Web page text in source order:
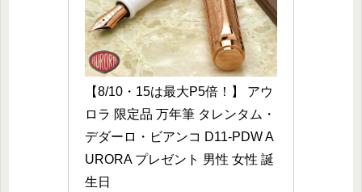
【8/10・15は最大P5倍！】 アウ
ロラ 限定品 万年筆 タレンタム・
デダーロ・ビアンコ D11-PDW A
URORA プレゼント 男性 女性 誕
生日